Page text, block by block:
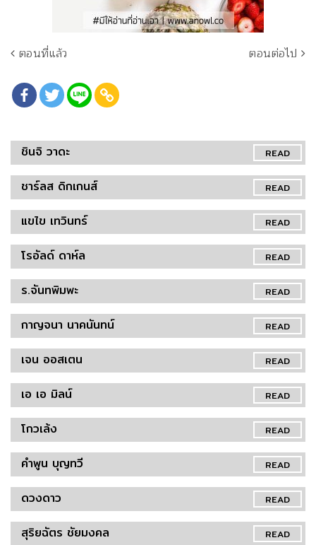
ตอนที่แล้ว ตอนต่อไป
READ
ชินจิ วาดะ
READ
ชาร์ลส ดิกเกนส์
READ
แขไข เทวินทร์
READ
โรอัลด์ ดาห์ล
READ
ร.จันทพิมพะ
READ
กาญจนา นาคนันทน์
READ
เจน ออสเตน
READ
เอ เอ มิลน์
READ
โกวเล้ง
READ
คำพูน บุญทวี
READ
ดวงดาว
READ
สุริยฉัตร ชัยมงคล